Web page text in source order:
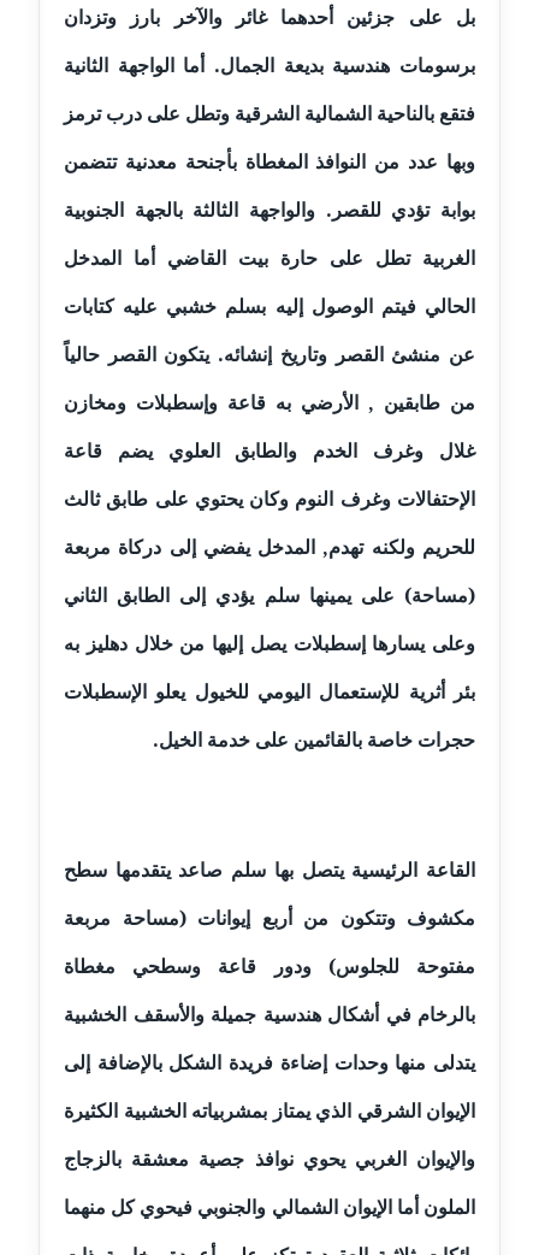
مدونة ايمان النادي
مدونة ايمان صلاح
عاملة
عاملة
عاملة
مدونة ايمان قادري
عاملة
مدونة ايمن موسي
مدونة إيناس عراقي
مدونة آيه ابو زهرة
مدونة آيه الغمري
مدونة آية عبد العزيز
عاملة
عاملة
عاملة
مدونة تامر زيدان
عاملة
بل على جزئين أحدهما غائر والآخر بارز وتزدان
برسومات هندسية بديعة الجمال‏. أما الواجهة الثانية
فتقع بالناحية الشمالية الشرقية وتطل على درب ترمز
وبها عدد من النوافذ المغطاة بأجنحة معدنية تتضمن
بوابة تؤدي للقصر‏. والواجهة الثالثة بالجهة الجنوبية
الغربية تطل على حارة بيت القاضي أما المدخل
الحالي فيتم الوصول إليه بسلم خشبي عليه كتابات
عن منشئ القصر وتاريخ إنشائه. يتكون القصر حالياً
من طابقين , الأرضي به قاعة وإسطبلات ومخازن
غلال وغرف الخدم والطابق العلوي يضم قاعة
الإحتفالات وغرف النوم وكان يحتوي على طابق ثالث
للحريم ولكنه تهدم, المدخل يفضي إلى ‏دركاة‏ ‏مربعة‏
(مساحة) على يمينها سلم يؤدي إلى الطابق الثاني
وعلى يسارها إسطبلات يصل إليها من خلال دهليز به
بئر أثرية للإستعمال اليومي للخيول يعلو الإسطبلات
حجرات خاصة بالقائمين على خدمة الخيل.
‏القاعة‏ ‏الرئيسية‏ ‏‏يتصل‏ ‏بها‏ ‏سلم‏ ‏صاعد‏ ‏يتقدمها‏ ‏سطح‏
‏مكشوف‏ ‏وتتكون‏ ‏من‏ ‏أربع‏ ‏إيوانات‏ (مساحة مربعة
مفتوحة للجلوس) ودور قاعة وسطحي مغطاة
بالرخام في أشكال هندسية جميلة والأسقف الخشبية
يتدلى منها وحدات إضاءة فريدة الشكل بالإضافة إلى
الإيوان الشرقي الذي يمتاز بمشربياته الخشبية الكثيرة
والإيوان الغربي يحوي نوافذ جصية معشقة بالزجاج
الملون أما الإيوان الشمالي والجنوبي فيحوي كل منهما